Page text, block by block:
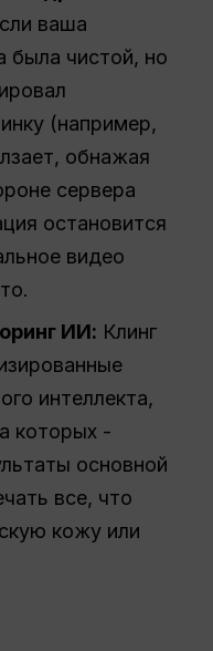
ваша
была чистой, но
(например,
обнажая
сервера
остановится
видео
ИИ: Клинг
интеллекта,
которых -
основной
все, что
кожу или